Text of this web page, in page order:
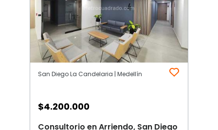
San Diego La Candelaria | Medellín
$4.200.000
Consultorio en Arriendo, San Diego